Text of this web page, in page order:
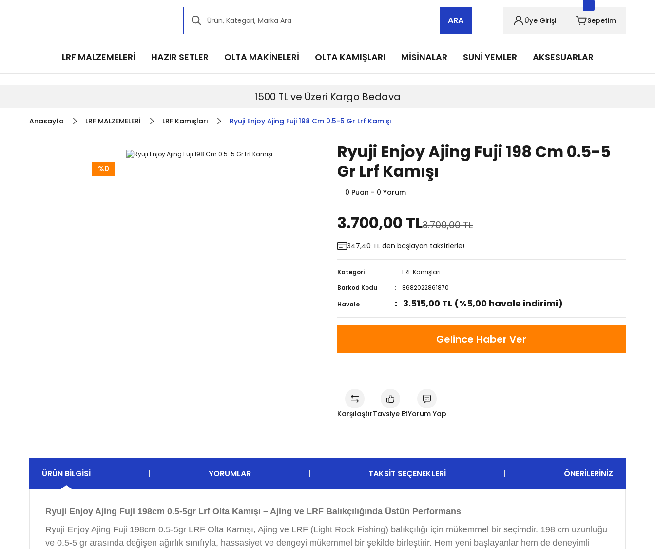
Kampanyalarımızdan haberdar olmak için @alkocav instagram hesabımızı takip edin!
Kampanyalarımızdan haberdar olmak için @alkocav instagram hesabımızı takip edin!
ARA Üye Girişi Sepetim
LRF MALZEMELERİ HAZIR SETLER OLTA MAKİNELERİ OLTA KAMIŞLARI MİSİNALAR SUNİ YEMLER AKSESUARLAR
1500 TL ve Üzeri Kargo Bedava
Anasayfa LRF MALZEMELERİ LRF Kamışları Ryuji Enjoy Ajing Fuji 198 Cm 0.5-5 Gr Lrf Kamışı
%0
Ryuji Enjoy Ajing Fuji 198 Cm 0.5-5
Gr Lrf Kamışı
0 Puan - 0 Yorum
3.700,00 TL3.700,00 TL
347,40 TL den başlayan taksitlerle!
Kategori
LRF Kamışları
Barkod Kodu
8682022861870
Havale
3.515,00 TL (%5,00 havale indirimi)
Gelince Haber Ver
KarşılaştırTavsiye EtYorum Yap
ÜRÜN BILGISI YORUMLAR TAKSIT SEÇENEKLERI ÖNERILERINIZ
Ryuji Enjoy Ajing Fuji 198cm 0.5-5gr Lrf Olta Kamışı – Ajing ve LRF Balıkçılığında Üstün Performans
Ryuji Enjoy Ajing Fuji 198cm 0.5-5gr LRF Olta Kamışı, Ajing ve LRF (Light Rock Fishing) balıkçılığı için mükemmel bir seçimdir. 198 cm uzunluğu
ve 0.5-5 gr arasında değişen ağırlık sınıfıyla, hassasiyet ve dengeyi mükemmel bir şekilde birleştirir. Hem yeni başlayanlar hem de deneyimli